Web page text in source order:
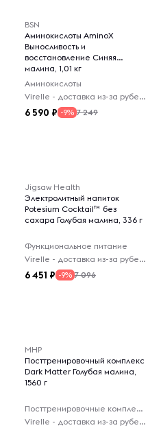
BSN
Аминокислоты AminoX
Выносливость и
восстановление Синяя
малина, 1,01 кг
Аминокислоты
Virelle - доставка из-за рубежа
6 590 -9% 7 249
Jigsaw Health
Электролитный напиток
Potesium Cocktail™ без
сахара Голубая малина, 336 г
Функциональное питание
Virelle - доставка из-за рубежа
6 451 -9% 7 096
MHP
Посттренировочный комплекс
Dark Matter Голубая малина,
1560 г
Посттренировочные комплексы
Virelle - доставка из-за рубежа